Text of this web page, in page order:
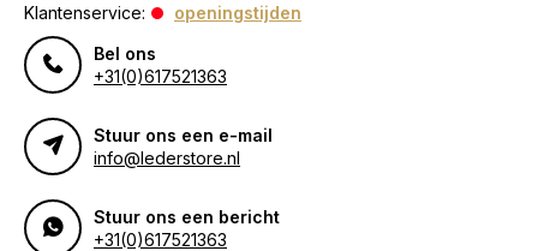
Klantenservice:
openingstijden
Bel ons
+31(0)617521363
Stuur ons een e-mail
info@lederstore.nl
Stuur ons een bericht
+31(0)617521363